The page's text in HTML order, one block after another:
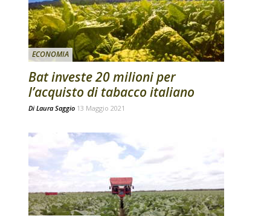
ECONOMIA
Bat investe 20 milioni per
l’acquisto di tabacco italiano
Di Laura Saggio 13 Maggio 2021